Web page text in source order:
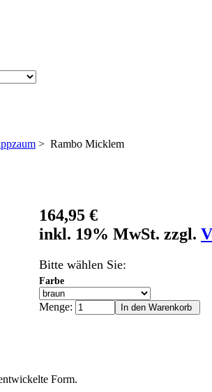
> Rambo Micklem
164,95 €
inkl. 19% MwSt. zzgl.
Bitte wählen Sie:
Farbe
Menge:
Form.